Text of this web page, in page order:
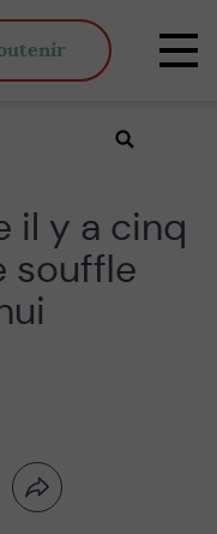
Valider
il y a cinq
souffle
Partager